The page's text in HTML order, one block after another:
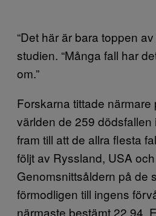
“Det här är bara toppen
studien. “Många fall har
om.”
Forskarna tittade närmare
världen de 259
fram till att de allra flesta
följt av Ryssland, USA
Genomsnittsåldern på de
förmodligen till ingens
närmaste bestämt 22,94.